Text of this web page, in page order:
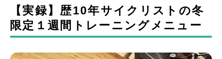
【実録】歴10年サイクリストの冬
限定１週間トレーニングメニュー